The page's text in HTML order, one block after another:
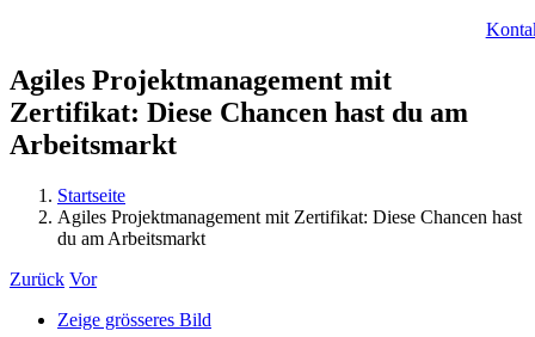
Agiles Projektmanagement mit
Zertifikat: Diese Chancen hast du am
Arbeitsmarkt
Startseite
Agiles Projektmanagement mit Zertifikat: Diese Chancen hast
du am Arbeitsmarkt
Zurück Vor
Zeige grösseres Bild